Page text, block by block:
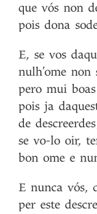
que vós non
pois dona
E, se vos
nulh’ome non
pero mui boas
pois ja
de descreerdes
se vo-lo oir,
bon ome e
E nunca vós,
per este